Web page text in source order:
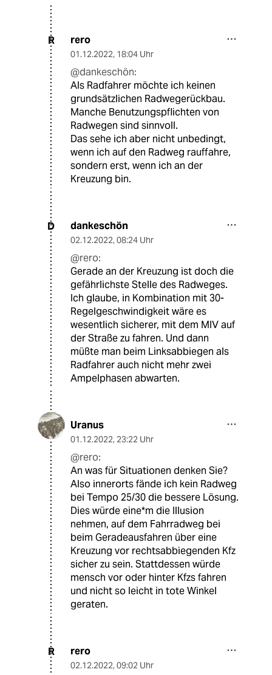
R rero
01.12.2022, 18:04 Uhr
@dankeschön:
Als Radfahrer möchte ich keinen
grundsätzlichen Radwegerückbau.
Manche Benutzungspflichten von
Radwegen sind sinnvoll.
Das sehe ich aber nicht unbedingt,
wenn ich auf den Radweg rauffahre,
sondern erst, wenn ich an der
Kreuzung bin.
D dankeschön
02.12.2022, 08:24 Uhr
@rero:
Gerade an der Kreuzung ist doch die
gefährlichste Stelle des Radweges.
Ich glaube, in Kombination mit 30-
Regelgeschwindigkeit wäre es
wesentlich sicherer, mit dem MIV auf
der Straße zu fahren. Und dann
müßte man beim Linksabbiegen als
Radfahrer auch nicht mehr zwei
Ampelphasen abwarten.
Uranus
01.12.2022, 23:22 Uhr
@rero:
An was für Situationen denken Sie?
Also innerorts fände ich kein Radweg
bei Tempo 25/30 die bessere Lösung.
Dies würde eine*m die Illusion
nehmen, auf dem Fahrradweg bei
beim Geradeausfahren über eine
Kreuzung vor rechtsabbiegenden Kfz
sicher zu sein. Stattdessen würde
mensch vor oder hinter Kfzs fahren
und nicht so leicht in tote Winkel
geraten.
R rero
02.12.2022, 09:02 Uhr